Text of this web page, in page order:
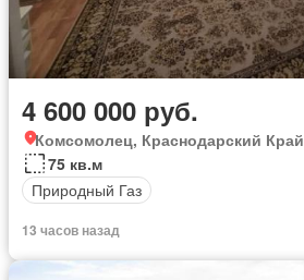
4 600 000 руб.
Комсомолец, Краснодарский Край
75 кв.м
Природный Газ
13 часов назад